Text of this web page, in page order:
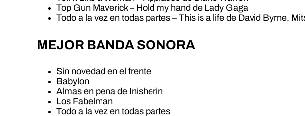
Top Gun Maverick – Hold my hand de Lady Gaga
Todo a la vez en todas partes – This is a life de David Byrne,
MEJOR BANDA SONORA
Sin novedad en el frente
Babylon
Almas en pena de Inisherin
Los Fabelman
Todo a la vez en todas partes